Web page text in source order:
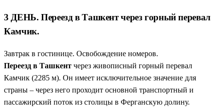
3 ДЕНЬ. Переезд в Ташкент через горный перевал
Камчик.
Завтрак в гостинице. Освобождение номеров.
Переезд в Ташкент через живописный горный перевал
Камчик (2285 м). Он имеет исключительное значение для
страны – через него проходит основной транспортный и
пассажирский поток из столицы в Ферганскую долину.